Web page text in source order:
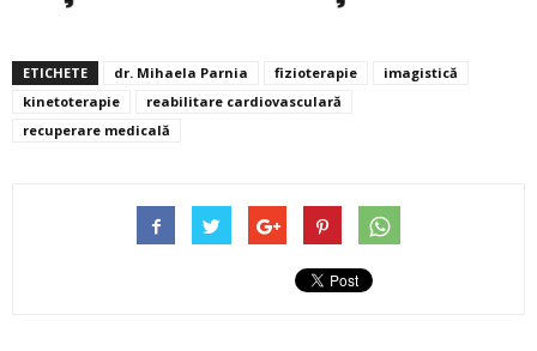
ETICHETE dr. Mihaela Parnia fizioterapie
imagistică
kinetoterapie
reabilitare cardiovasculară
recuperare medicală